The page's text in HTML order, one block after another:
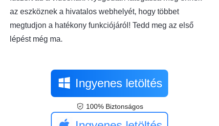
az eszköznek a hivatalos webhelyét, hogy többet
megtudjon a hatékony funkciójáról! Tedd meg az első
lépést még ma.
Ingyenes letöltés
100% Biztonságos